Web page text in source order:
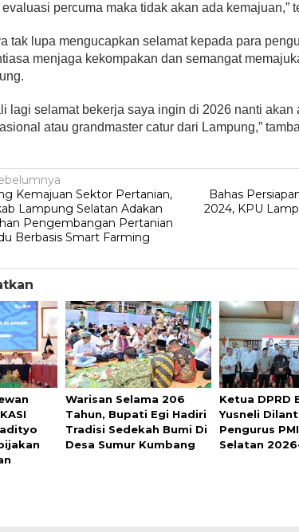
percuma maka tidak akan ada kemajuan,”
tak lupa mengucapkan selamat kepada para
menjaga kekompakan dan semangat
lagi selamat bekerja saya ingin di 2026 nanti akan
atau grandmaster catur dari Lampung,”
Kemajuan Sektor Pertanian,
Lampung Selatan Adakan
Pengembangan Pertanian
Berbasis Smart Farming
Bahas
2024, KPU
Warisan Selama 206
Tahun, Bupati Egi Hadiri
Tradisi Sedekah Bumi Di
Desa Sumur Kumbang
Ketua DPRD
Yusneli
Pengurus
Selatan